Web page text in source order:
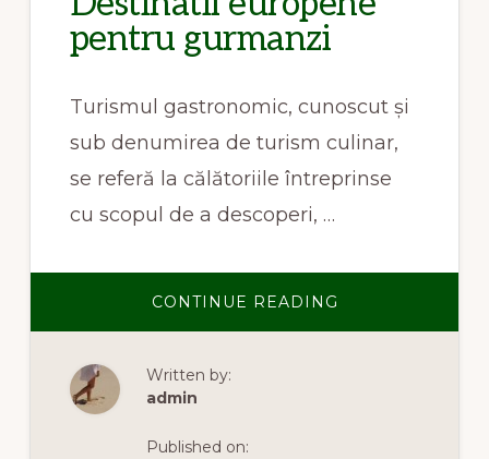
pentru gurmanzi
Turismul gastronomic, cunoscut și
sub denumirea de turism culinar,
se referă la călătoriile întreprinse
cu scopul de a descoperi, …
CONTINUE READING
EUROPENE
Written by:
admin
Published on: